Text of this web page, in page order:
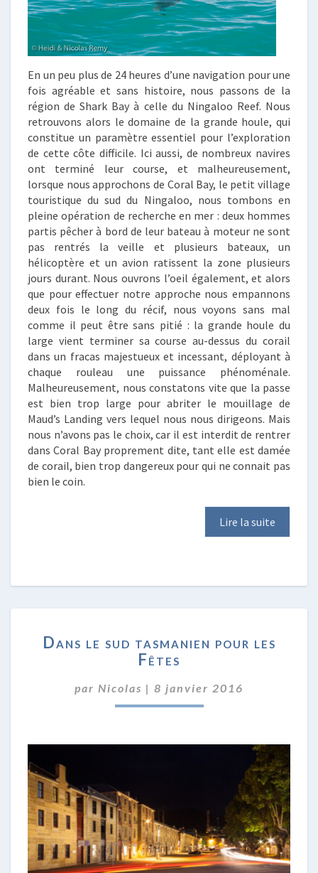
En un peu plus de 24 heures d’une navigation pour une
fois agréable et sans histoire, nous passons de la
région de Shark Bay à celle du Ningaloo Reef. Nous
retrouvons alors le domaine de la grande houle, qui
constitue un paramètre essentiel pour l’exploration
de cette côte difficile. Ici aussi, de nombreux navires
ont terminé leur course, et malheureusement,
lorsque nous approchons de Coral Bay, le petit village
touristique du sud du Ningaloo, nous tombons en
pleine opération de recherche en mer : deux hommes
partis pêcher à bord de leur bateau à moteur ne sont
pas rentrés la veille et plusieurs bateaux, un
hélicoptère et un avion ratissent la zone plusieurs
jours durant. Nous ouvrons l’oeil également, et alors
que pour effectuer notre approche nous empannons
deux fois le long du récif, nous voyons sans mal
comme il peut être sans pitié : la grande houle du
large vient terminer sa course au-dessus du corail
dans un fracas majestueux et incessant, déployant à
chaque rouleau une puissance phénoménale.
Malheureusement, nous constatons vite que la passe
est bien trop large pour abriter le mouillage de
Maud’s Landing vers lequel nous nous dirigeons. Mais
nous n’avons pas le choix, car il est interdit de rentrer
dans Coral Bay proprement dite, tant elle est damée
de corail, bien trop dangereux pour qui ne connait pas
bien le coin.
Lire la suite
LE
SUD
POUR
LES
Dans le sud tasmanien pour les
Fêtes
par Nicolas | 8 janvier 2016